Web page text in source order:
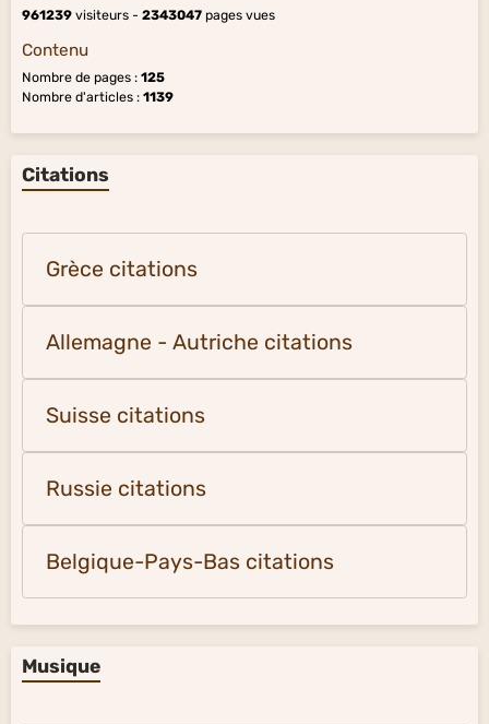
961239 visiteurs - 2343047 pages vues
Contenu
Nombre de pages : 125
Nombre d'articles : 1139
Citations
Grèce citations
Allemagne - Autriche citations
Suisse citations
Russie citations
Belgique-Pays-Bas citations
Musique